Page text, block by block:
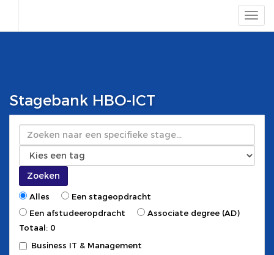
Stagebank HBO-ICT
Zoeken
Zoeken
Alles
Een stageopdracht
Een afstudeeropdracht
Associate degree (AD)
Totaal: 0
Business IT & Management